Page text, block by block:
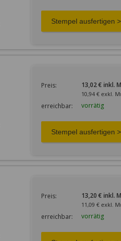
Preis: 13,02 € inkl.
10,94 € exkl.
erreichbar: vorrätig
Preis: 13,20 € inkl.
11,09 € exkl.
erreichbar: vorrätig